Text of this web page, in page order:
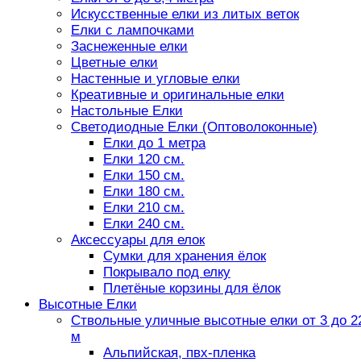
Искусственные елки из литых веток
Елки с лампочками
Заснеженные елки
Цветные елки
Настенные и угловые елки
Креативные и оригинальные елки
Настольные Елки
Светодиодные Елки (Оптоволоконные)
Елки до 1 метра
Елки 120 см.
Елки 150 см.
Елки 180 см.
Елки 210 см.
Елки 240 см.
Аксессуары для елок
Сумки для хранения ёлок
Покрывало под елку
Плетёные корзины для ёлок
Высотные Елки
Ствольные уличные высотные елки от 3 до
м
Альпийская, пвх-пленка